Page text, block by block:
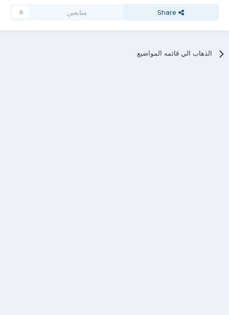
Share متابعين 0
الذهاب الي قائمه المواضيع